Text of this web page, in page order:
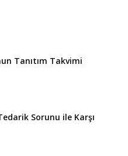
Tanıtım Takvimi
Sorunu ile Karşı